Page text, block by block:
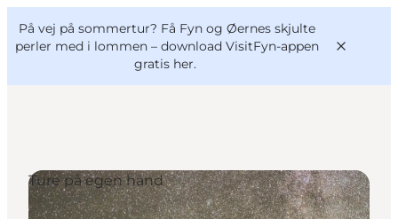
På vej på sommertur? Få Fyn og Øernes skjulte
perler med i lommen – download VisitFyn-appen
gratis her.
Oplevelser
VisitFyn
Deutsch
Ture på egen hånd